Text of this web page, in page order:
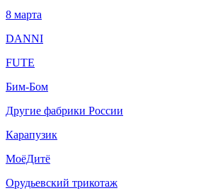
8 марта
DANNI
FUTE
Бим-Бом
Другие фабрики России
Карапузик
МоёДитё
Орудьевский трикотаж